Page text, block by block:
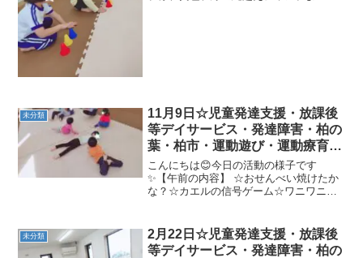
未分類
11月9日☆児童発達支援・放課後
等デイサービス・発達障害・柏の
葉・柏市・運動遊び・運動療育・
プログラム・楽しい療育
こんにちは😊今日の活動の様子です
✨【午前の内容】 ☆おせんべい焼けたか
な？☆カエルの信号ゲーム☆ワニワニ鬼
ボール☆キャッチボール☆的当て☆ドッ
ジボール今週も楽しく運動...
未分類
2月22日☆児童発達支援・放課後
等デイサービス・発達障害・柏の